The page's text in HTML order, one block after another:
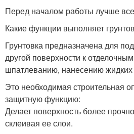
Перед началом работы лучше
Какие функции выполняет
Грунтовка предназначена для
другой поверхности к
шпатлеванию, нанесению жидких
Это необходимая строительная
защитную функцию:
Делает поверхность более
склеивая ее слои.